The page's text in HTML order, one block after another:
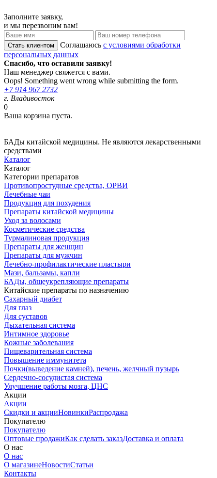
Заполните заявку,
и мы перезвоним вам!
Соглашаюсь с условиями обработки
персональных данных
Спасибо, что оставили заявку!
Наш менеджер свяжется с вами.
Oops! Something went wrong while submitting the form.
+7 914 967 2732
г. Владивосток
0
Ваша корзина пуста.
БАДы китайской медицины. Не являются лекарственными
средствами
Каталог
Каталог
Категории препаратов
Противопростудные средства, ОРВИ
Лечебные чаи
Продукция для похудения
Препараты китайской медицины
Уход за волосами
Косметические средства
Турмалиновая продукция
Препараты для женщин
Препараты для мужчин
Лечебно-профилактические пластыри
Мази, бальзамы, капли
БАДы, общеукрепляющие препараты
Китайские препараты по назначению
Cахарный диабет
Для глаз
Для суставов
Дыхательная система
Интимное здоровье
Кожные заболевания
Пищеварительная система
Повышение иммунитета
Почки(выведение камней), печень, желчный пузырь
Сердечно-сосудистая система
Улучшение работы мозга, ЦНС
Акции
Акции
Скидки и акцииНовинкиРаспродажа
Покупателю
Покупателю
Оптовые продажиКак сделать заказДоставка и оплата
О нас
О нас
О магазинеНовостиСтатьи
Контакты